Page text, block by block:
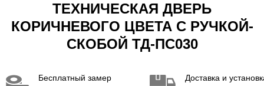
ТЕХНИЧЕСКАЯ ДВЕРЬ
КОРИЧНЕВОГО ЦВЕТА С РУЧКОЙ-
СКОБОЙ ТД-ПС030
замер Доставка и установка